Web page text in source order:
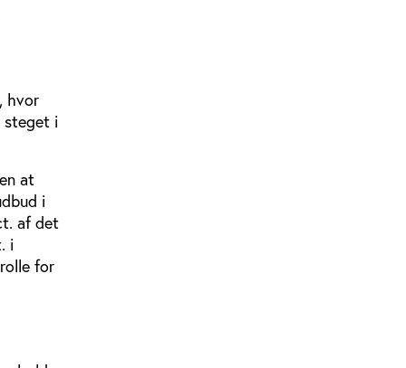
hvor
steget i
at
i
af det
i
for